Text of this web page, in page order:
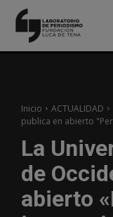
Inicio ACTUALIDAD
publica en abierto
La
de
abierto